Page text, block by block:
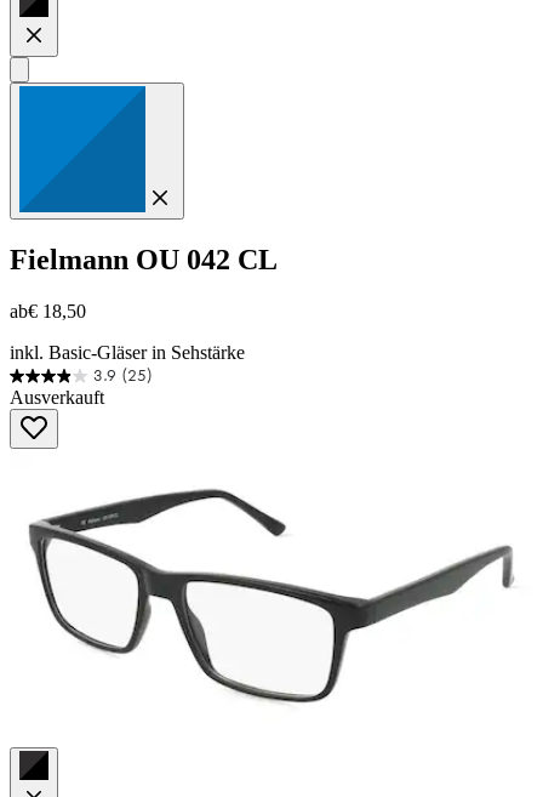
Fielmann OU 042 CL
ab€ 18,50
inkl. Basic-Gläser in Sehstärke
3.9 (25)
3.9
von
Sternen.
Ausverkauft